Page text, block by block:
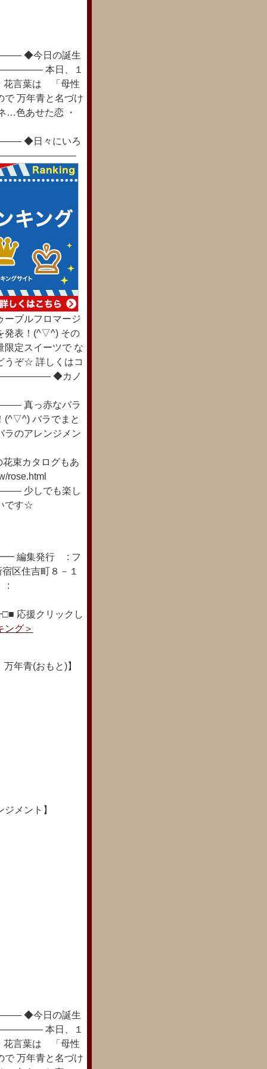
今日の誕生
本日、１
言葉は 「母性
で 万年青と名づけ
…色あせた恋 ・
日々にいろ
ーブルフロマージ
発表！(^▽^) その
定スイーツで な
うぞ☆ 詳しくはコ
◆カノ
っ赤なバラ
(^▽^) バラでまと
ラのアレンジメン
束カタログもあ
rose.html
しでも楽し
です☆
集発行 : フ
住吉町８－１
:
クリックし
ング＞
年青(おもと)】
メント】
今日の誕生
本日、１
言葉は 「母性
で 万年青と名づけ